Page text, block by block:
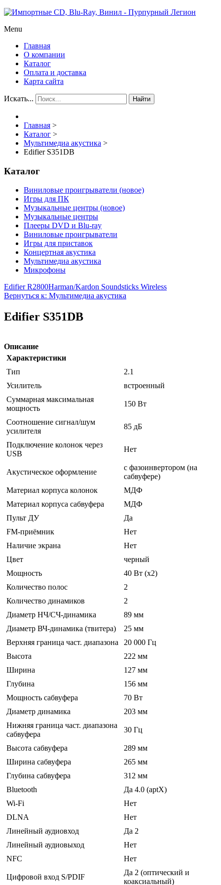
Menu
Главная
О компании
Каталог
Оплата и доставка
Карта сайта
Искать... Найти
Главная >
Каталог >
Мультимедиа акустика >
Edifier S351DB
Каталог
Виниловые проигрыватели (новое)
Игры для ПК
Музыкальные центры (новое)
Музыкальные центры
Плееры DVD и Blu-ray
Виниловые проигрыватели
Игры для приставок
Концертная акустика
Мультимедиа акустика
Микрофоны
Edifier R2800Harman/Kardon Soundsticks Wireless
Вернуться к: Мультимедиа акустика
Edifier S351DB
Описание
Характеристики
Тип
2.1
Усилитель
встроенный
Суммарная максимальная
мощность
150 Вт
Соотношение сигнал/шум
усилителя
85 дБ
Подключение колонок через
USB
Нет
Акустическое оформление
с фазоинвертором (на
сабвуфере)
Материал корпуса колонок
МДФ
Материал корпуса сабвуфера
МДФ
Пульт ДУ
Да
FM-приёмник
Нет
Наличие экрана
Нет
Цвет
черный
Мощность
40 Вт (x2)
Количество полос
2
Количество динамиков
2
Диаметр НЧ/СЧ-динамика
89 мм
Диаметр ВЧ-динамика (твитера)
25 мм
Верхняя граница част. диапазона
20 000 Гц
Высота
222 мм
Ширина
127 мм
Глубина
156 мм
Мощность сабвуфера
70 Вт
Диаметр динамика
203 мм
Нижняя граница част. диапазона
сабвуфера
30 Гц
Высота сабвуфера
289 мм
Ширина сабвуфера
265 мм
Глубина сабвуфера
312 мм
Bluetooth
Да 4.0 (aptX)
Wi-Fi
Нет
DLNA
Нет
Линейный аудиовход
Да 2
Линейный аудиовыход
Нет
NFC
Нет
Цифровой вход S/PDIF
Да 2 (оптический и
коаксиальный)